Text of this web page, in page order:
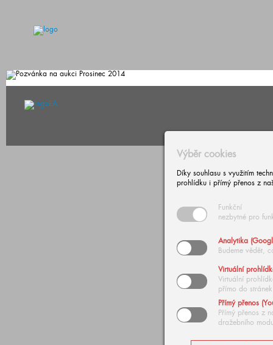
Výběr cookies
Díky souhlasu s využitím
prohlídku i přímý přenos z
Funkční
nezbytné pro
Analytika
Budeme vědět,
Virtuální
Virtuální
přímo do stránek
Přímý přenos
Přímý přenos z
dražebního
© Copyright 2026